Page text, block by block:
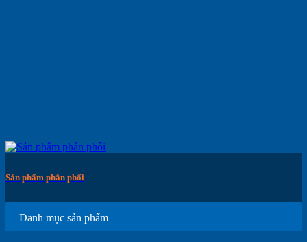
Sản phẩm phân phối
Danh mục sản phẩm